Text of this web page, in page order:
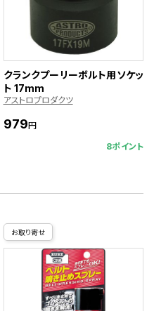
クランクプーリーボルト用ソケッ
ト 17mm
アストロプロダクツ
979円
8ポイント
お取り寄せ